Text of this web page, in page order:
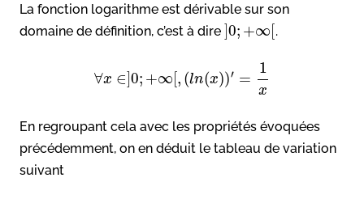
La fonction logarithme est dérivable sur son
domaine de définition, c’est à dire 0; +∞ .
∀x ∈ 0; +∞ , (ln(x))′ =
1
x
En regroupant cela avec les propriétés évoquées
précédemment, on en déduit le tableau de variation
suivant